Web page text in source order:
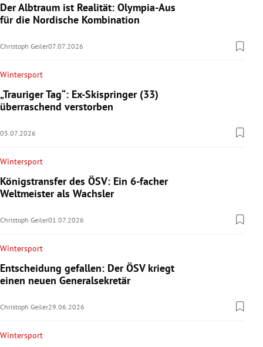
Der Albtraum ist Realität: Olympia-Aus
für die Nordische Kombination
Christoph Geiler07.07.2026
Wintersport
„Trauriger Tag“: Ex-Skispringer (33)
überraschend verstorben
05.07.2026
Wintersport
Königstransfer des ÖSV: Ein 6-facher
Weltmeister als Wachsler
Christoph Geiler01.07.2026
Wintersport
Entscheidung gefallen: Der ÖSV kriegt
einen neuen Generalsekretär
Christoph Geiler29.06.2026
Wintersport